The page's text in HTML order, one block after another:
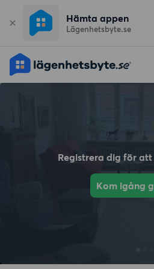
Hämta appen
Lägenhetsbyte.se
Registrera dig för
Kom igång